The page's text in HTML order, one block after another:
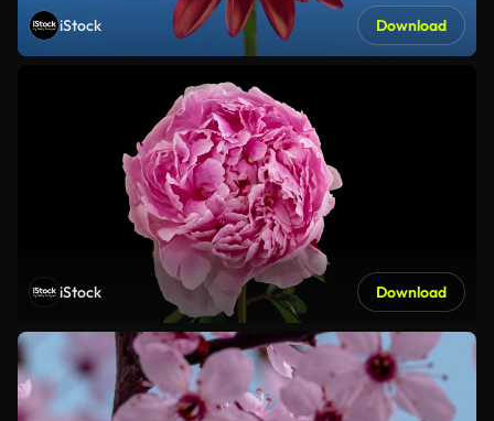
iStock Download
iStock Download